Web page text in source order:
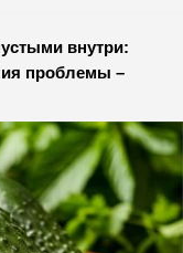
внутри:
проблемы –